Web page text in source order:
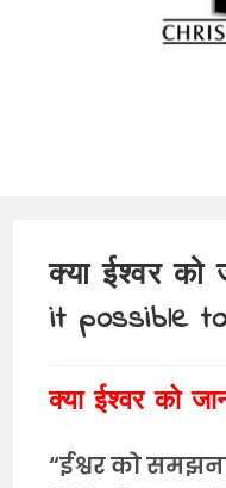
क्या ईश्वर को
it possible
क्या ईश्वर को
“ईश्वर को